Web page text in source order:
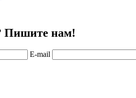
Пишите нам!
E-mail